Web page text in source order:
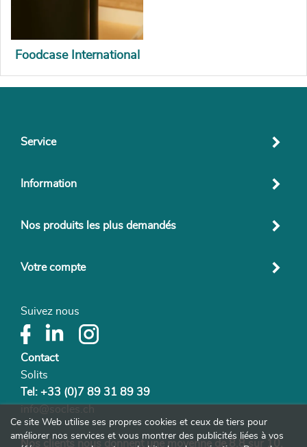
Foodcase International
Service
Information
Nos produits les plus demandés
Votre compte
Suivez nous
Contact
Solits
Tel: +33 (0)7 89 31 89 39
info@socles.ch
Nos clients nous donnent une moyenne de 8,8 sur 10.
Ce site Web utilise ses propres cookies et ceux de tiers pour
améliorer nos services et vous montrer des publicités liées à vos